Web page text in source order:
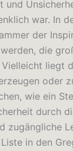
und
war. In
der
die
Vielleicht liegt
oder
wie ein
durch
zugängliche
in den